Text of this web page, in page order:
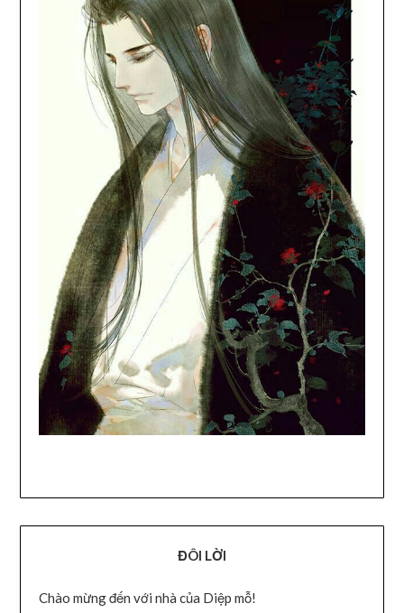
ĐÔI LỜI
Chào mừng đến với nhà của Diệp mỗ!